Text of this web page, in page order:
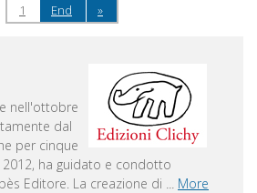
1 End »
nell'ottobre
dal
per cinque
2012, ha guidato e condotto
Editore. La creazione di
More